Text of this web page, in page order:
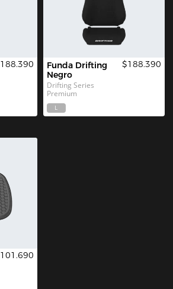
Funda Drifting
Negro
Drifting Series
Premium
$188.390
L